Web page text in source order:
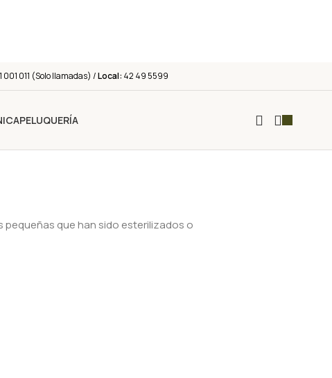
001 011 (Solo llamadas) /Local: 42 49 5599
PELUQUERÍA
que han sido esterilizados o